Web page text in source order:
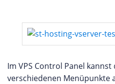
Im VPS Control Panel
verschiedenen Menüpunkte